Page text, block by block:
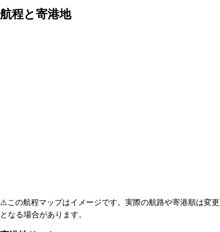
航程と寄港地
⚠️この航程マップはイメージです。実際の航路や寄港順は変更
となる場合があります。